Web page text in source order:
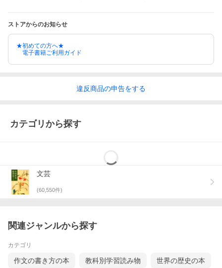
ストアからのお知らせ
★初めての方へ★
電子書籍ご利用ガイド
違反商品の申告をする
カテゴリから探す
文芸
(60,550件)
関連ジャンルから探す
カテゴリ
作文の書き方の本 教科別学習読み物 世界の歴史の本